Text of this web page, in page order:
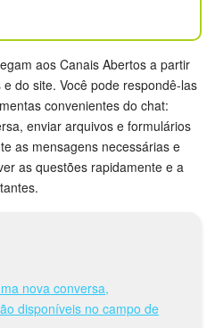
aos Canais Abertos a partir
do site. Você pode respondê-las
convenientes do chat:
enviar arquivos e formulários
as mensagens necessárias e
as questões rapidamente e a
nova conversa,
disponíveis no campo de